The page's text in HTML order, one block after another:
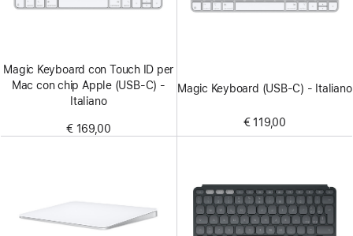
Magic Keyboard con Touch ID per
Mac con chip Apple (USB‑C) -
Italiano
€ 169,00
Magic Keyboard (USB-C) - Italiano
€ 119,00